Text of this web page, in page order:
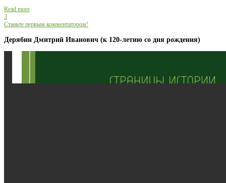
Read more
3
Станьте первым комментатором!
Дерябин Дмитрий Иванович (к 120-летию со дня рождения)